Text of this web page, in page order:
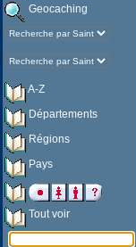
Geocaching
A-Z
Départements
Régions
Pays
Tout voir